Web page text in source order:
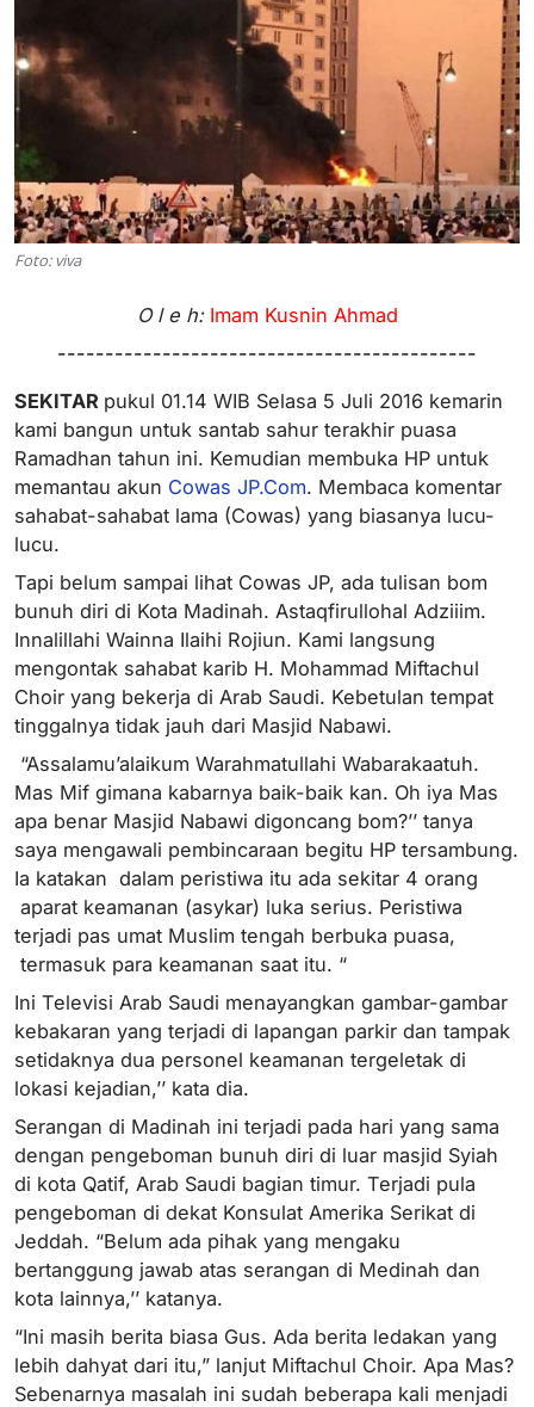
Foto: viva
O l e h: Imam Kusnin Ahmad
--------------------------------------------
SEKITAR pukul 01.14 WIB Selasa 5 Juli 2016 kemarin
kami bangun untuk santab sahur terakhir puasa
Ramadhan tahun ini. Kemudian membuka HP untuk
memantau akun Cowas JP.Com. Membaca komentar
sahabat-sahabat lama (Cowas) yang biasanya lucu-
lucu.
Tapi belum sampai lihat Cowas JP, ada tulisan bom
bunuh diri di Kota Madinah. Astaqfirullohal Adziiim.
Innalillahi Wainna Ilaihi Rojiun. Kami langsung
mengontak sahabat karib H. Mohammad Miftachul
Choir yang bekerja di Arab Saudi. Kebetulan tempat
tinggalnya tidak jauh dari Masjid Nabawi.
“Assalamu’alaikum Warahmatullahi Wabarakaatuh.
Mas Mif gimana kabarnya baik-baik kan. Oh iya Mas
apa benar Masjid Nabawi digoncang bom?’’ tanya
saya mengawali pembincaraan begitu HP tersambung.
Ia katakan dalam peristiwa itu ada sekitar 4 orang
aparat keamanan (asykar) luka serius. Peristiwa
terjadi pas umat Muslim tengah berbuka puasa,
termasuk para keamanan saat itu. “
Ini Televisi Arab Saudi menayangkan gambar-gambar
kebakaran yang terjadi di lapangan parkir dan tampak
setidaknya dua personel keamanan tergeletak di
lokasi kejadian,’’ kata dia.
Serangan di Madinah ini terjadi pada hari yang sama
dengan pengeboman bunuh diri di luar masjid Syiah
di kota Qatif, Arab Saudi bagian timur. Terjadi pula
pengeboman di dekat Konsulat Amerika Serikat di
Jeddah. “Belum ada pihak yang mengaku
bertanggung jawab atas serangan di Medinah dan
kota lainnya,’’ katanya.
“Ini masih berita biasa Gus. Ada berita ledakan yang
lebih dahyat dari itu,” lanjut Miftachul Choir. Apa Mas?
Sebenarnya masalah ini sudah beberapa kali menjadi